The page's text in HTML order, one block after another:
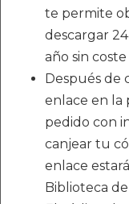
te permite
descargar
año sin
Después de
enlace en la
pedido con
canjear tu
enlace
Biblioteca